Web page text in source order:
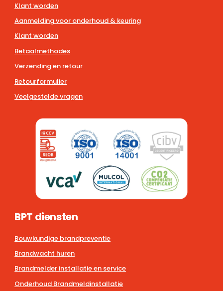
Klant worden
Aanmelding voor onderhoud & keuring
Klant worden
Betaalmethodes
Verzending en retour
Retourformulier
Veelgestelde vragen
BPT diensten
Bouwkundige brandpreventie
Brandwacht huren
Brandmelder installatie en service
Onderhoud Brandmeldinstallatie